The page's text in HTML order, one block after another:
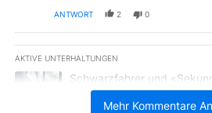
Mehr Kommentare
ANTWORT 2 0
AKTIVE UNTERHALTUNGEN
Das Folgende ist eine Liste der am
Ein Trendartikel mit dem Titel
Schwarzfahrer und
Kontrolleurin packt aus